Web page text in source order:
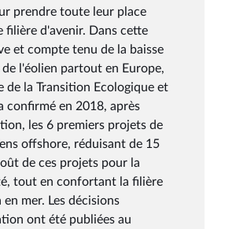
prendre toute leur place
filière d'avenir. Dans cette
et compte tenu de la baisse
l'éolien partout en Europe,
de la Transition Ecologique et
confirmé en 2018, après
les 6 premiers projets de
offshore, réduisant de 15
de ces projets pour la
tout en confortant la filière
en mer. Les décisions
ont été publiées au